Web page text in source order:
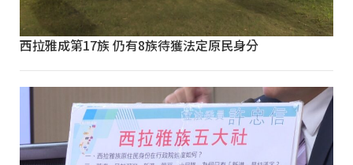
西拉雅成第17族 仍有8族待獲法定原民身分